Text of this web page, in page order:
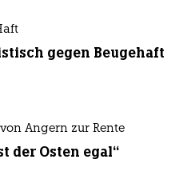
gegen Beugehaft
Angern zur Rente
der Osten egal“